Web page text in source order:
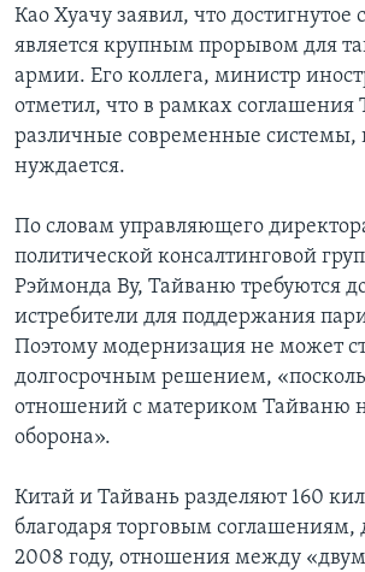
Као Хуачу заявил, что достигнутое
является крупным прорывом для
армии. Его коллега, министр
отметил, что в рамках соглашения
различные современные системы,
нуждается.
По словам управляющего
политической консалтинговой
Рэймонда Ву, Тайваню требуются
истребители для поддержания
Поэтому модернизация не может
долгосрочным решением,
отношений с материком Тайваню
оборона».
Китай и Тайвань разделяют 160
благодаря торговым соглашениям,
2008 году, отношения между